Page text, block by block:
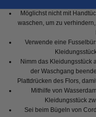
Möglichst nicht mit
waschen, um zu
Verwende eine
Nimm das Kleidungsstück
der Waschgang
Plattdrücken des Flors,
Mithilfe von
Kleidungsstück
Sei beim Bügeln von